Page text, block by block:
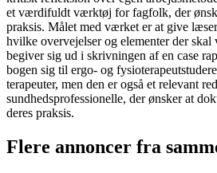
et værdifuldt værktøj for fagfolk, der
praksis. Målet med værket er at give
hvilke overvejelser og elementer der skal
begiver sig ud i skrivningen af en case
bogen sig til ergo- og
terapeuter, men den er også et relevant
sundhedsprofessionelle, der ønsker at
deres praksis.
Flere annoncer fra